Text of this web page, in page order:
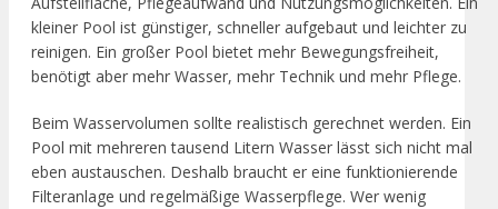
kleiner Pool ist günstiger, schneller aufgebaut und leichter zu
reinigen. Ein großer Pool bietet mehr Bewegungsfreiheit,
benötigt aber mehr Wasser, mehr Technik und mehr Pflege.
Beim Wasservolumen sollte realistisch gerechnet werden. Ein
Pool mit mehreren tausend Litern Wasser lässt sich nicht mal
eben austauschen. Deshalb braucht er eine funktionierende
Filteranlage und regelmäßige Wasserpflege. Wer wenig